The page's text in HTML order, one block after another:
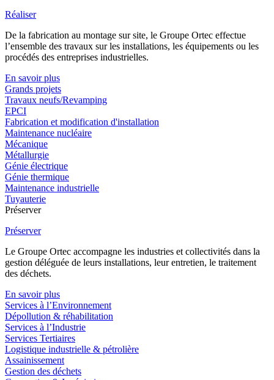
Réaliser
De la fabrication au montage sur site, le Groupe Ortec effectue
l’ensemble des travaux sur les installations, les équipements ou les
procédés des entreprises industrielles.
En savoir plus
Grands projets
Travaux neufs/Revamping
EPCI
Fabrication et modification d'installation
Maintenance nucléaire
Mécanique
Métallurgie
Génie électrique
Génie thermique
Maintenance industrielle
Tuyauterie
Préserver
Préserver
Le Groupe Ortec accompagne les industries et collectivités dans la
gestion déléguée de leurs installations, leur entretien, le traitement
des déchets.
En savoir plus
Services à l’Environnement
Dépollution & réhabilitation
Services à l’Industrie
Services Tertiaires
Logistique industrielle & pétrolière
Assainissement
Gestion des déchets